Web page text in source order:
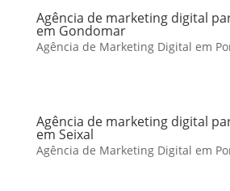
Agência de marketing digital
em Gondomar
Agência de Marketing Digital em
Agência de marketing digital
em Seixal
Agência de Marketing Digital em